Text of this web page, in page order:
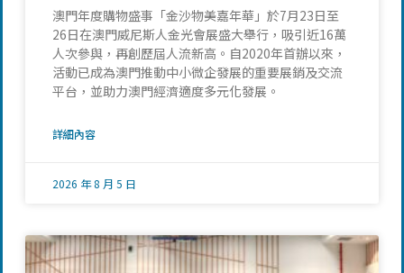
澳門年度購物盛事「金沙物美嘉年華」於7月23日至
26日在澳門威尼斯人金光會展盛大舉行，吸引近16萬
人次參與，再創歷屆人流新高。自2020年首辦以來，
活動已成為澳門推動中小微企發展的重要展銷及交流
平台，並助力澳門經濟適度多元化發展。
詳細內容
2026 年 8 月 5 日